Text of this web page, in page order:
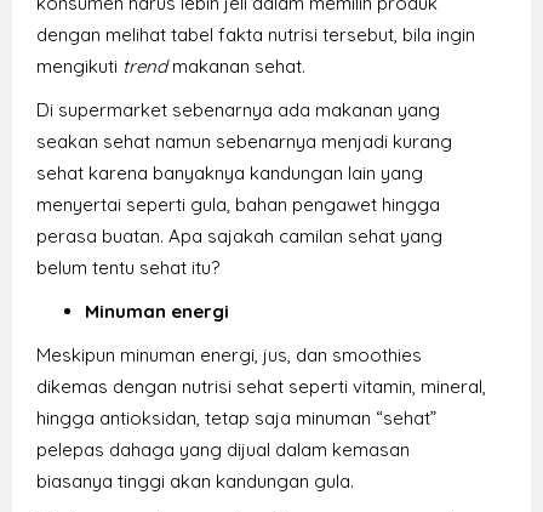
dengan melihat tabel fakta nutrisi tersebut, bila ingin
mengikuti trendmakanan sehat.
Di supermarket sebenarnya ada makanan yang
seakan sehat namun sebenarnya menjadi kurang
sehat karena banyaknya kandungan lain yang
menyertai seperti gula, bahan pengawet hingga
perasa buatan. Apa sajakah camilan sehat yang
belum tentu sehat itu?
Minuman energi
Meskipun minuman energi, jus, dan smoothies
dikemas dengan nutrisi sehat seperti vitamin, mineral,
hingga antioksidan, tetap saja minuman “sehat”
pelepas dahaga yang dijual dalam kemasan
biasanya tinggi akan kandungan gula.